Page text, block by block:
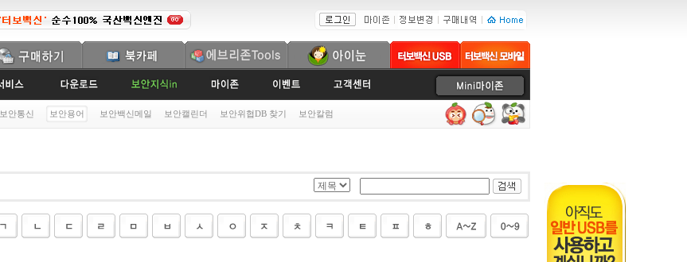
보안통신 보안용어 보안백신메일 보안캘린더 보안위협DB 찾기 보안칼럼